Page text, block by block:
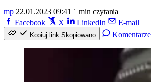
mp 22.01.2023 09:41 1 min czytania
Facebook
X LinkedIn E-mail
Kopiuj link Skopiowano Komentarze